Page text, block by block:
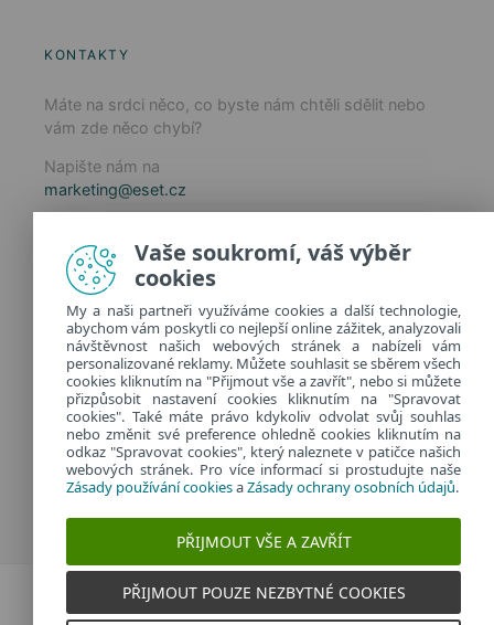
KONTAKTY
Máte na srdci něco, co byste nám chtěli sdělit nebo
vám zde něco chybí?
Napište nám na
marketing@eset.cz
Zásady ochrany osobních údajů
Spravovat cookies
Provozuje:
ESET software spol. s r.o.
Classic 7 Business Park, Jankovcova 1037/49
170 00 Praha 7, Česká republika
IČ: 26467593
Dvojklik.cz
Vaše soukromí, váš výběr
cookies
My a naši partneři využíváme cookies a další technologie,
abychom vám poskytli co nejlepší online zážitek, analyzovali
návštěvnost našich webových stránek a nabízeli vám
personalizované reklamy. Můžete souhlasit se sběrem všech
cookies kliknutím na "Přijmout vše a zavřít", nebo si můžete
přizpůsobit nastavení cookies kliknutím na "Spravovat
cookies". Také máte právo kdykoliv odvolat svůj souhlas
nebo změnit své preference ohledně cookies kliknutím na
odkaz "Spravovat cookies", který naleznete v patičce našich
webových stránek. Pro více informací si prostudujte naše
Zásady používání cookiesaZásady ochrany osobních údajů.
PŘIJMOUT VŠE A ZAVŘÍT
PŘIJMOUT POUZE NEZBYTNÉ COOKIES